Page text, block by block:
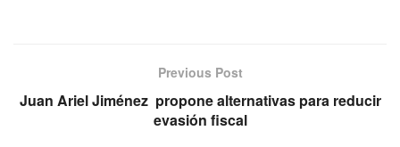
Previous Post
Juan Ariel Jiménez propone alternativas para reducir
evasión fiscal